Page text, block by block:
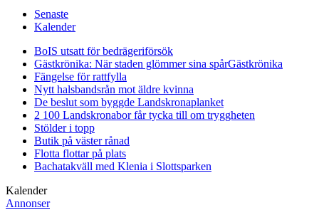
Senaste
Kalender
BoIS utsatt för bedrägeriförsök
Gästkrönika: När staden glömmer sina spårGästkrönika
Fängelse för rattfylla
Nytt halsbandsrån mot äldre kvinna
De beslut som byggde Landskronaplanket
2 100 Landskronabor får tycka till om tryggheten
Stölder i topp
Butik på väster rånad
Flotta flottar på plats
Bachatakväll med Klenia i Slottsparken
Kalender
Annonser